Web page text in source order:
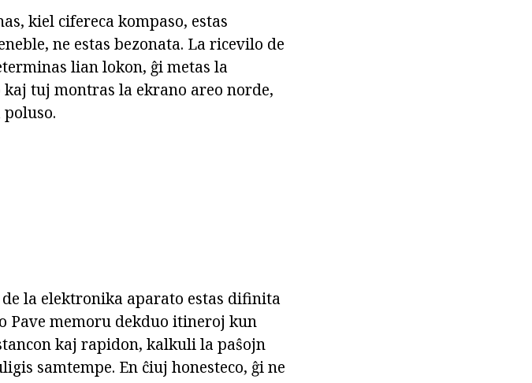
kiel cifereca kompaso, estas
ne estas bezonata. La ricevilo de
lian lokon, ĝi metas la
tuj montras la ekrano areo norde,
la elektronika aparato estas difinita
Pave memoru dekduo itineroj kun
kaj rapidon, kalkuli la paŝojn
samtempe. En ĉiuj honesteco, ĝi ne